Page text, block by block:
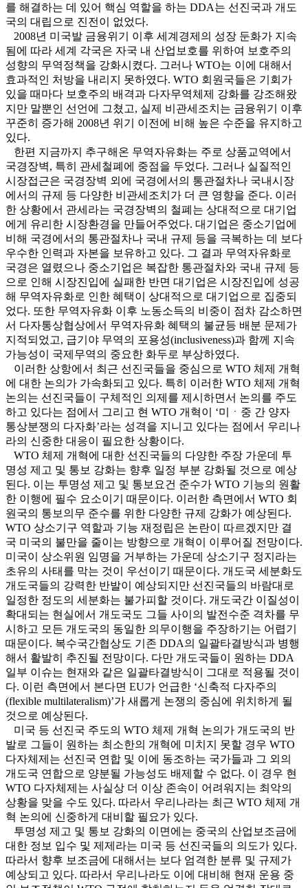
를 해결하는 데 있어 핵심 역할을 하는 DDA는 선진국과 개도
국의 대립으로 진전이 없었다.
2008년 미국발 금융위기 이후 세계경제의 성장 둔화가 지속
됨에 따라 세계 각국은 자국 내 산업보호를 위하여 보호주의
성향의 무역정책을 강화시켰다. 그러나 WTO는 이에 대해서
효과적인 처방을 내리지 못하였다. WTO 회원국들은 기회가
있을 때마다 보호주의 배격과 다자무역체제 강화를 강조해왔
지만 말뿐인 선언에 그쳤고, 실제 비관세조치는 금융위기 이후
꾸준히 증가해 2008년 위기 이전에 비해 높은 수준을 유지하고
있다.
한편 지금까지 추구해온 무역자유화는 주로 상품교역에서
국경장벽, 특히 관세철폐에 중점을 두었다. 그러나 실질적인
시장접근은 국경장벽 외에 국경에서의 통관절차나 국내시장
에서의 규제 등 다양한 비관세조치가 더 큰 영향을 준다. 이러
한 상황에서 관세라는 국경장벽의 철폐는 상대적으로 대기업
에게 유리한 시장환경을 만들어주었다. 대기업은 중소기업에
비해 국경에서의 통관절차나 국내 규제 등을 극복하는 데 보다
우수한 인력과 자본을 보유하고 있다. 그 결과 무역자유화로
국경은 열렸으나 중소기업은 복잡한 통관절차와 국내 규제 등
으로 인해 시장진입에 실패한 반면 대기업은 시장진입에 성공
해 무역자유화로 인한 혜택이 상대적으로 대기업으로 집중되
었다. 또한 무역자유화 이후 노동소득의 비중이 점차 감소하면
서 다자통상협상에서 무역자유화 혜택의 불균등 배분 문제가
지적되었고, 급기야 무역의 포용성(inclusiveness)과 함께 지속
가능성이 국제무역의 중요한 화두로 부상하였다.
이러한 상항에서 최근 선진국들을 중심으로 WTO 체제 개혁
에 대한 논의가 가속화되고 있다. 특히 이러한 WTO 체제 개혁
논의는 선진국들이 구체적인 의제를 제시하면서 논의를 주도
하고 있다는 점에서 그리고 현 WTO 개혁이 ‘미ㆍ중 간 양자
통상분쟁의 다자화’라는 성격을 지니고 있다는 점에서 우리나
라의 신중한 대응이 필요한 상황이다.
WTO 체제 개혁에 대한 선진국들의 다양한 주장 가운데 투
명성 제고 및 통보 강화는 향후 일정 부분 강화될 것으로 예상
된다. 이는 투명성 제고 및 통보요건 준수가 WTO 기능의 원활
한 이행에 필수 요소이기 때문이다. 이러한 측면에서 WTO 회
원국의 통보의무 준수를 위한 다양한 규제 강화가 예상된다.
WTO 상소기구 역할과 기능 재정립은 논란이 따르겠지만 결
국 미국의 불만을 줄이는 방향으로 개혁이 이루어질 전망이다.
미국이 상소위원 임명을 거부하는 가운데 상소기구 정지라는
초유의 사태를 막는 것이 우선이기 때문이다. 개도국 세분화도
개도국들의 강력한 반발이 예상되지만 선진국들의 바람대로
일정한 정도의 세분화는 불가피할 것이다. 개도국간 이질성이
확대되는 현실에서 개도국도 그들 사이의 발전수준 격차를 무
시하고 모든 개도국의 동일한 의무이행을 주장하기는 어렵기
때문이다. 복수국간협상도 기존 DDA의 일괄타결방식과 병행
해서 활발히 추진될 전망이다. 다만 개도국들이 원하는 DDA
일부 이슈는 현재와 같은 일괄타결방식이 그대로 적용될 것이
다. 이런 측면에서 본다면 EU가 언급한 ‘신축적 다자주의
(flexible multilateralism)’가 새롭게 논쟁의 중심에 위치하게 될
것으로 예상된다.
미국 등 선진국 주도의 WTO 체제 개혁 논의가 개도국의 반
발로 그들이 원하는 최소한의 개혁에 미치지 못할 경우 WTO
다자체제는 선진국 연합 및 이에 동조하는 국가들과 그 외의
개도국 연합으로 양분될 가능성도 배제할 수 없다. 이 경우 현
WTO 다자체제는 사실상 더 이상 존속이 어려워지는 최악의
상황을 맞을 수도 있다. 따라서 우리나라는 최근 WTO 체제 개
혁 논의에 신중하게 대비할 필요가 있다.
투명성 제고 및 통보 강화의 이면에는 중국의 산업보조금에
대한 정보 입수 및 제제라는 미국 등 선진국들의 의도가 있다.
따라서 향후 보조금에 대해서는 보다 엄격한 분류 및 규제가
예상되고 있다. 따라서 우리나라도 이에 대비해 현재 운용 중